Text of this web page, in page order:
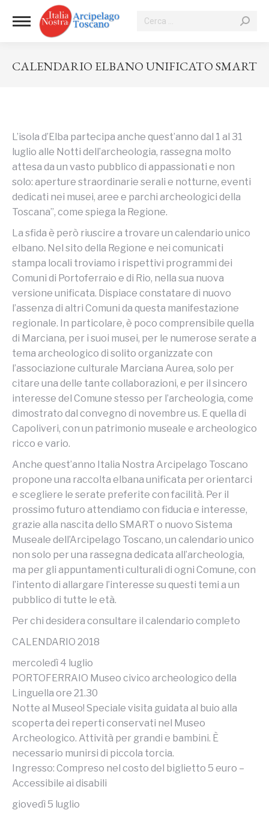
Cerca:
CALENDARIO ELBANO UNIFICATO SMART
L’isola d’Elba partecipa anche quest’anno dal 1 al 31
luglio alle Notti dell’archeologia, rassegna molto
attesa da un vasto pubblico di appassionati e non
solo: aperture straordinarie serali e notturne, eventi
dedicati nei musei, aree e parchi archeologici della
Toscana”, come spiega la Regione.
La sfida è però riuscire a trovare un calendario unico
elbano. Nel sito della Regione e nei comunicati
stampa locali troviamo i rispettivi programmi dei
Comuni di Portoferraio e di Rio, nella sua nuova
versione unificata. Dispiace constatare di nuovo
l’assenza di altri Comuni da questa manifestazione
regionale. In particolare, è poco comprensibile quella
di Marciana, per i suoi musei, per le numerose serate a
tema archeologico di solito organizzate con
l’associazione culturale Marciana Aurea, solo per
citare una delle tante collaborazioni, e per il sincero
interesse del Comune stesso per l’archeologia, come
dimostrato dal convegno di novembre us. E quella di
Capoliveri, con un patrimonio museale e archeologico
ricco e vario.
Anche quest’anno Italia Nostra Arcipelago Toscano
propone una raccolta elbana unificata per orientarci
e scegliere le serate preferite con facilità. Per il
prossimo futuro attendiamo con fiducia e interesse,
grazie alla nascita dello SMART o nuovo Sistema
Museale dell’Arcipelago Toscano, un calendario unico
non solo per una rassegna dedicata all’archeologia,
ma per gli appuntamenti culturali di ogni Comune, con
l’intento di allargare l’interesse su questi temi a un
pubblico di tutte le età.
Per chi desidera consultare il calendario completo
CALENDARIO 2018
mercoledì 4 luglio
PORTOFERRAIO Museo civico archeologico della
Linguella ore 21.30
Notte al Museo! Speciale visita guidata al buio alla
scoperta dei reperti conservati nel Museo
Archeologico. Attività per grandi e bambini. È
necessario munirsi di piccola torcia.
Ingresso: Compreso nel costo del biglietto 5 euro –
Accessibile ai disabili
giovedì 5 luglio